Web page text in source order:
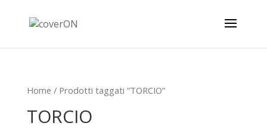
Home / Prodotti taggati “TORCIO”
TORCIO